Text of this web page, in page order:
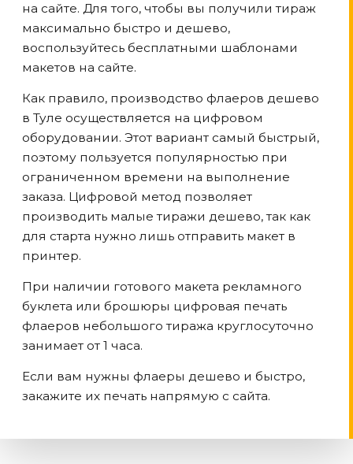
на сайте. Для того, чтобы вы получили тираж
максимально быстро и дешево,
воспользуйтесь бесплатными шаблонами
макетов на сайте.
Как правило, производство флаеров дешево
в Туле осуществляется на цифровом
оборудовании. Этот вариант самый быстрый,
поэтому пользуется популярностью при
ограниченном времени на выполнение
заказа. Цифровой метод позволяет
производить малые тиражи дешево, так как
для старта нужно лишь отправить макет в
принтер.
При наличии готового макета рекламного
буклета или брошюры цифровая печать
флаеров небольшого тиража круглосуточно
занимает от 1 часа.
Если вам нужны флаеры дешево и быстро,
закажите их печать напрямую с сайта.